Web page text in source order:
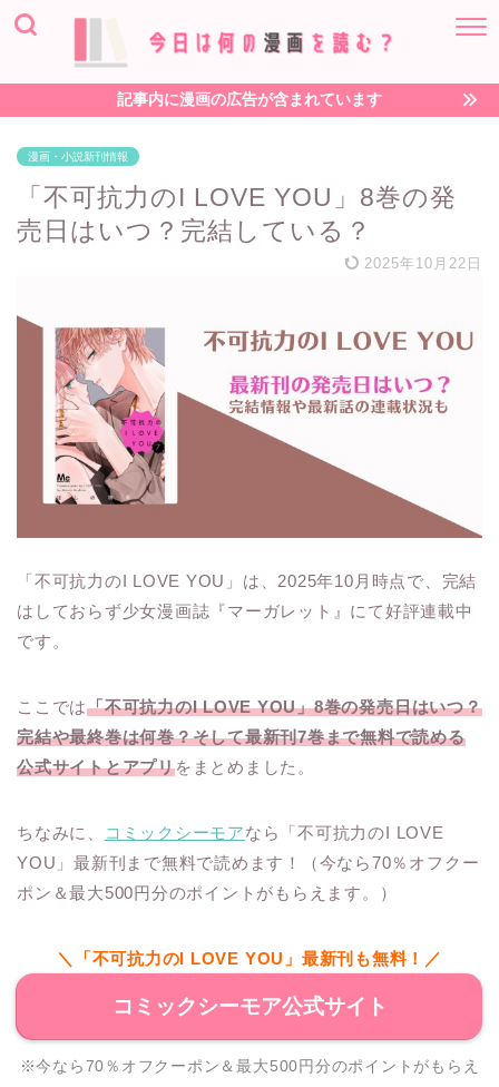
記事内に漫画の広告が含まれています
漫画・小説新刊情報
「不可抗力のI LOVE YOU」8巻の発
売日はいつ？完結している？
2025年10月22日
「不可抗力のI LOVE YOU」は、2025年10月時点で、完結
はしておらず少女漫画誌『マーガレット』にて好評連載中
です。
ここでは「不可抗力のI LOVE YOU」8巻の発売日はいつ？
完結や最終巻は何巻？そして最新刊7巻まで無料で読める
公式サイトとアプリをまとめました。
ちなみに、 コミックシーモアなら「不可抗力のI LOVE
YOU」最新刊まで無料で読めます！（今なら70％オフクー
ポン＆最大500円分のポイントがもらえます。）
＼「不可抗力のI LOVE YOU」最新刊も無料！／
コミックシーモア公式サイト
※今なら70％オフクーポン＆最大500円分のポイントがもらえ